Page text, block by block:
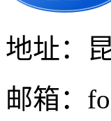
地址：
邮箱：